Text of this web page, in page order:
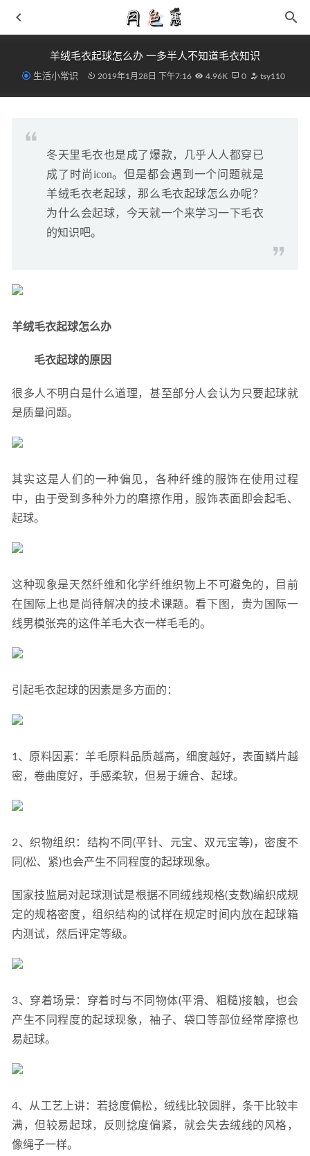
羊绒毛衣起球怎么办 一多半人不知道毛衣知识
生活小常识 2019年1月28日 下午7:16 4.96K 0 tsy110
冬天里毛衣也是成了爆款，几乎人人都穿已
成了时尚icon。但是都会遇到一个问题就是
羊绒毛衣老起球，那么毛衣起球怎么办呢？
为什么会起球，今天就一个来学习一下毛衣
的知识吧。
羊绒毛衣起球怎么办
毛衣起球的原因
很多人不明白是什么道理，甚至部分人会认为只要起球就
是质量问题。
其实这是人们的一种偏见，各种纤维的服饰在使用过程
中，由于受到多种外力的磨擦作用，服饰表面即会起毛、
起球。
这种现象是天然纤维和化学纤维织物上不可避免的，目前
在国际上也是尚待解决的技术课题。看下图，贵为国际一
线男模张亮的这件羊毛大衣一样毛毛的。
引起毛衣起球的因素是多方面的：
1、原料因素：羊毛原料品质越高，细度越好，表面鳞片越
密，卷曲度好，手感柔软，但易于缠合、起球。
2、织物组织：结构不同(平针、元宝、双元宝等)，密度不
同(松、紧)也会产生不同程度的起球现象。
国家技监局对起球测试是根据不同绒线规格(支数)编织成规
定的规格密度，组织结构的试样在规定时间内放在起球箱
内测试，然后评定等级。
3、穿着场景：穿着时与不同物体(平滑、粗糙)接触，也会
产生不同程度的起球现象，袖子、袋口等部位经常摩擦也
易起球。
4、从工艺上讲：若捻度偏松，绒线比较圆胖，条干比较丰
满，但较易起球，反则捻度偏紧，就会失去绒线的风格，
像绳子一样。
裙子怎么穿好看 牢记三点裙子给你出乎意料的惊喜 2019-
2019最流行奶奶裤的穿搭雷区 奶奶裤的复古热潮 2019-02-